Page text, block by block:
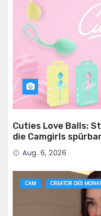
Cuties Love Balls:
die Camgirls
Aug. 6, 2026
CAM CREATOR DES